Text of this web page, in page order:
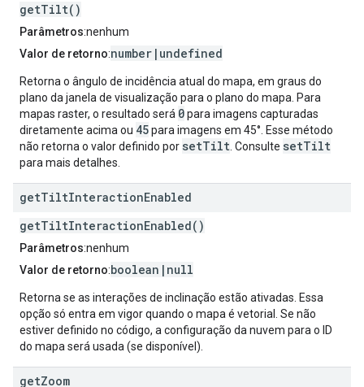
getTilt()
Parâmetros:nenhum
Valor de retorno:number|undefined
Retorna o ângulo de incidência atual do mapa, em graus do
plano da janela de visualização para o plano do mapa. Para
mapas raster, o resultado será 0para imagens capturadas
diretamente acima ou 45para imagens em 45°. Esse método
não retorna o valor definido por setTilt . Consulte setTilt
para mais detalhes.
getTiltInteractionEnabled
getTiltInteractionEnabled()
Parâmetros:nenhum
Valor de retorno:boolean|null
Retorna se as interações de inclinação estão ativadas. Essa
opção só entra em vigor quando o mapa é vetorial. Se não
estiver definido no código, a configuração da nuvem para o ID
do mapa será usada (se disponível).
getZoom